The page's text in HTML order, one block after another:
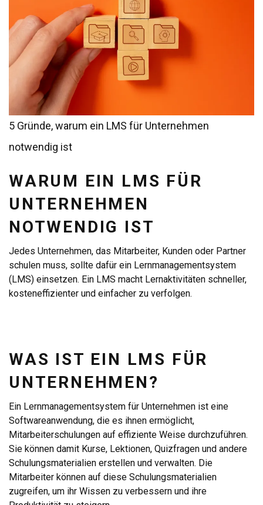
5 Gründe, warum ein LMS für Unternehmen
notwendig ist
WARUM EIN LMS FÜR
UNTERNEHMEN
NOTWENDIG IST
Jedes Unternehmen, das Mitarbeiter, Kunden oder Partner
schulen muss, sollte dafür ein Lernmanagementsystem
(LMS) einsetzen. Ein LMS macht Lernaktivitäten schneller,
kosteneffizienter und einfacher zu verfolgen.
WAS IST EIN LMS FÜR
UNTERNEHMEN?
Ein Lernmanagementsystem für Unternehmen ist eine
Softwareanwendung, die es ihnen ermöglicht,
Mitarbeiterschulungen auf effiziente Weise durchzuführen.
Sie können damit Kurse, Lektionen, Quizfragen und andere
Schulungsmaterialien erstellen und verwalten. Die
Mitarbeiter können auf diese Schulungsmaterialien
zugreifen, um ihr Wissen zu verbessern und ihre